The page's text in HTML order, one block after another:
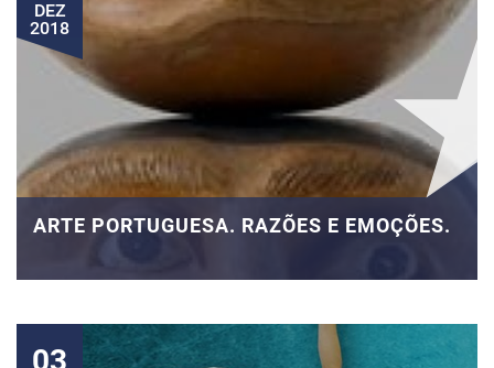
DEZ
2018
ARTE PORTUGUESA. RAZÕES E EMOÇÕES.